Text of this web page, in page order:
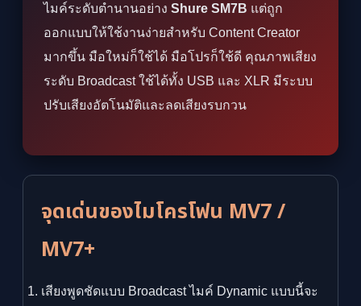
ไมค์ระดับตำนานอย่าง Shure SM7B แต่ถูก
ออกแบบให้ใช้งานง่ายสำหรับ Content Creator
มากขึ้น มือใหม่ก็ใช้ได้ มือโปรก็ใช้ดี คุณภาพเสียง
ระดับ Broadcast ใช้ได้ทั้ง USB และ XLR มีระบบ
ปรับเสียงอัตโนมัติและลดเสียงรบกวน
จุดเด่นของไมโครโฟน MV7 /
MV7+
เสียงพูดชัดแบบ Broadcast ไมค์ Dynamic แบบนี้จะ